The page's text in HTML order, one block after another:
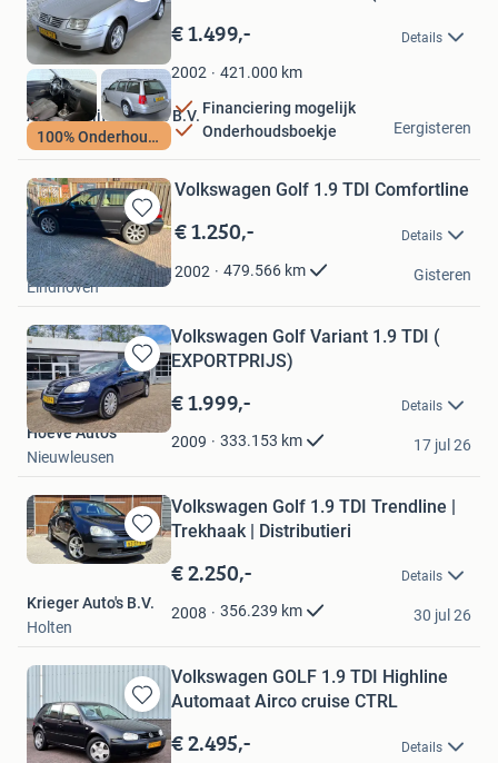
Bewaren
in
Mijn
Favorieten
100% Onderhouden
€ 1.499,- Details
2002 421.000 km
Financiering mogelijk
Onderhoudsboekje
Autobedrijf Leeuwis B.V.
Barneveld
Eergisteren
Bewaren
in
Mijn
Favorieten
Volkswagen Golf 1.9 TDI Comfortline
€ 1.250,- Details
2002 479.566 km
HB Cars
Eindhoven
Gisteren
Bewaren
in
Mijn
Favorieten
Volkswagen Golf Variant 1.9 TDI (
EXPORTPRIJS)
€ 1.999,- Details
2009 333.153 km
Hoeve Auto's
Nieuwleusen
17 jul 26
Bewaren
in
Favorieten
Volkswagen Golf 1.9 TDI Trendline |
Trekhaak | Distributieri
€ 2.250,- Details
2008 356.239 km
Krieger Auto's B.V.
Holten
30 jul 26
Bewaren
in
Mijn
Volkswagen GOLF 1.9 TDI Highline
Automaat Airco cruise CTRL
€ 2.495,- Details